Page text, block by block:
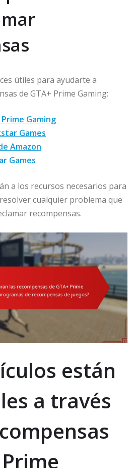
útiles para ayudarte a
de GTA+ Prime Gaming:
Gaming
Games
Amazon
Games
a los recursos necesarios para
cualquier problema que
recompensas.
están
a través